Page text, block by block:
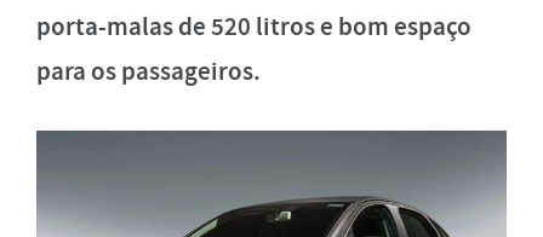
porta-malas de 520 litros e bom espaço
para os passageiros.